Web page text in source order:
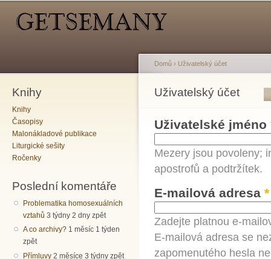
Knihy
Knihy
Časopisy
Malonákladové publikace
Liturgické sešity
Ročenky
Poslední komentáře
Problematika homosexuálních
vztahů 3 týdny 2 dny zpět
A co archivy? 1 měsíc 1 týden
zpět
Přímluvy 2 měsíce 3 týdny zpět
Jste zde
Domů › Uživatelský účet
Uživatelský účet
Hlavní záložky
Uživatelské jméno
Mezery jsou povoleny;
apostrofů a podtržítek.
E-mailová adresa *
Zadejte platnou e-
E-mailová adresa se
zapomenutého hesla